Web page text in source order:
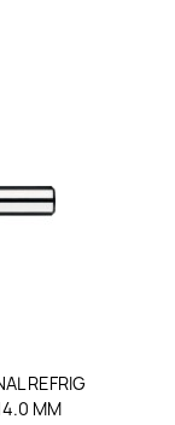
REFRIG
MM